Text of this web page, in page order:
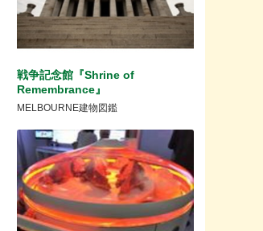
戦争記念館『Shrine of
Remembrance』
MELBOURNE建物図鑑